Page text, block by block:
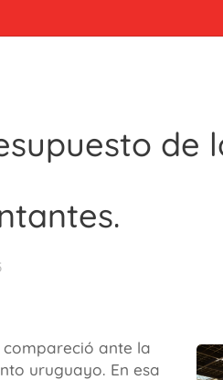
de
compareció ante la
uruguayo. En esa